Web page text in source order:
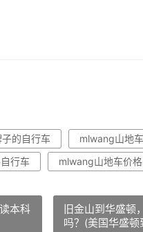
的自行车 mlwang山地车
行车 mlwang山地车价
本科
旧金山到华盛顿
吗？(美国华盛